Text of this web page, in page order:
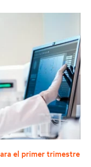
el primer trimestre